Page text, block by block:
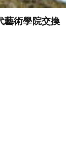
藝術學院交換